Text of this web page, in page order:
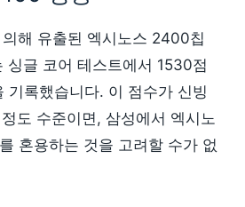
해 유출된 엑시노스 2400칩
싱글 코어 테스트에서 1530점
기록했습니다. 이 점수가 신빙
도 수준이면, 삼성에서 엑시노
혼용하는 것을 고려할 수가 없